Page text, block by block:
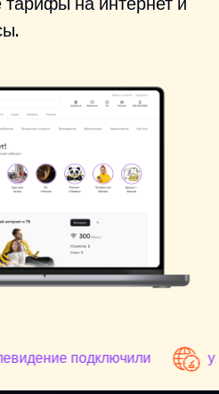
подключили